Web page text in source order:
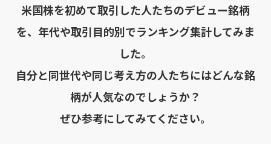
米国株を初めて取引した人たちのデビュー銘柄
を、 年代や取引目的別でランキング集計してみま
した。
自分と同世代や同じ考え方の人たちにはどんな銘
柄が人気なのでしょうか？
ぜひ参考にしてみてください。